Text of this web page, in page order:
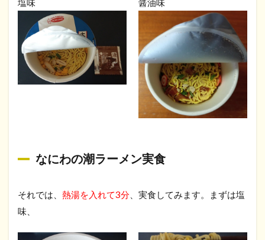
塩味 醤油味
なにわの潮ラーメン実食
それでは、 熱湯を入れて3分 、実食してみます。まずは塩
味、